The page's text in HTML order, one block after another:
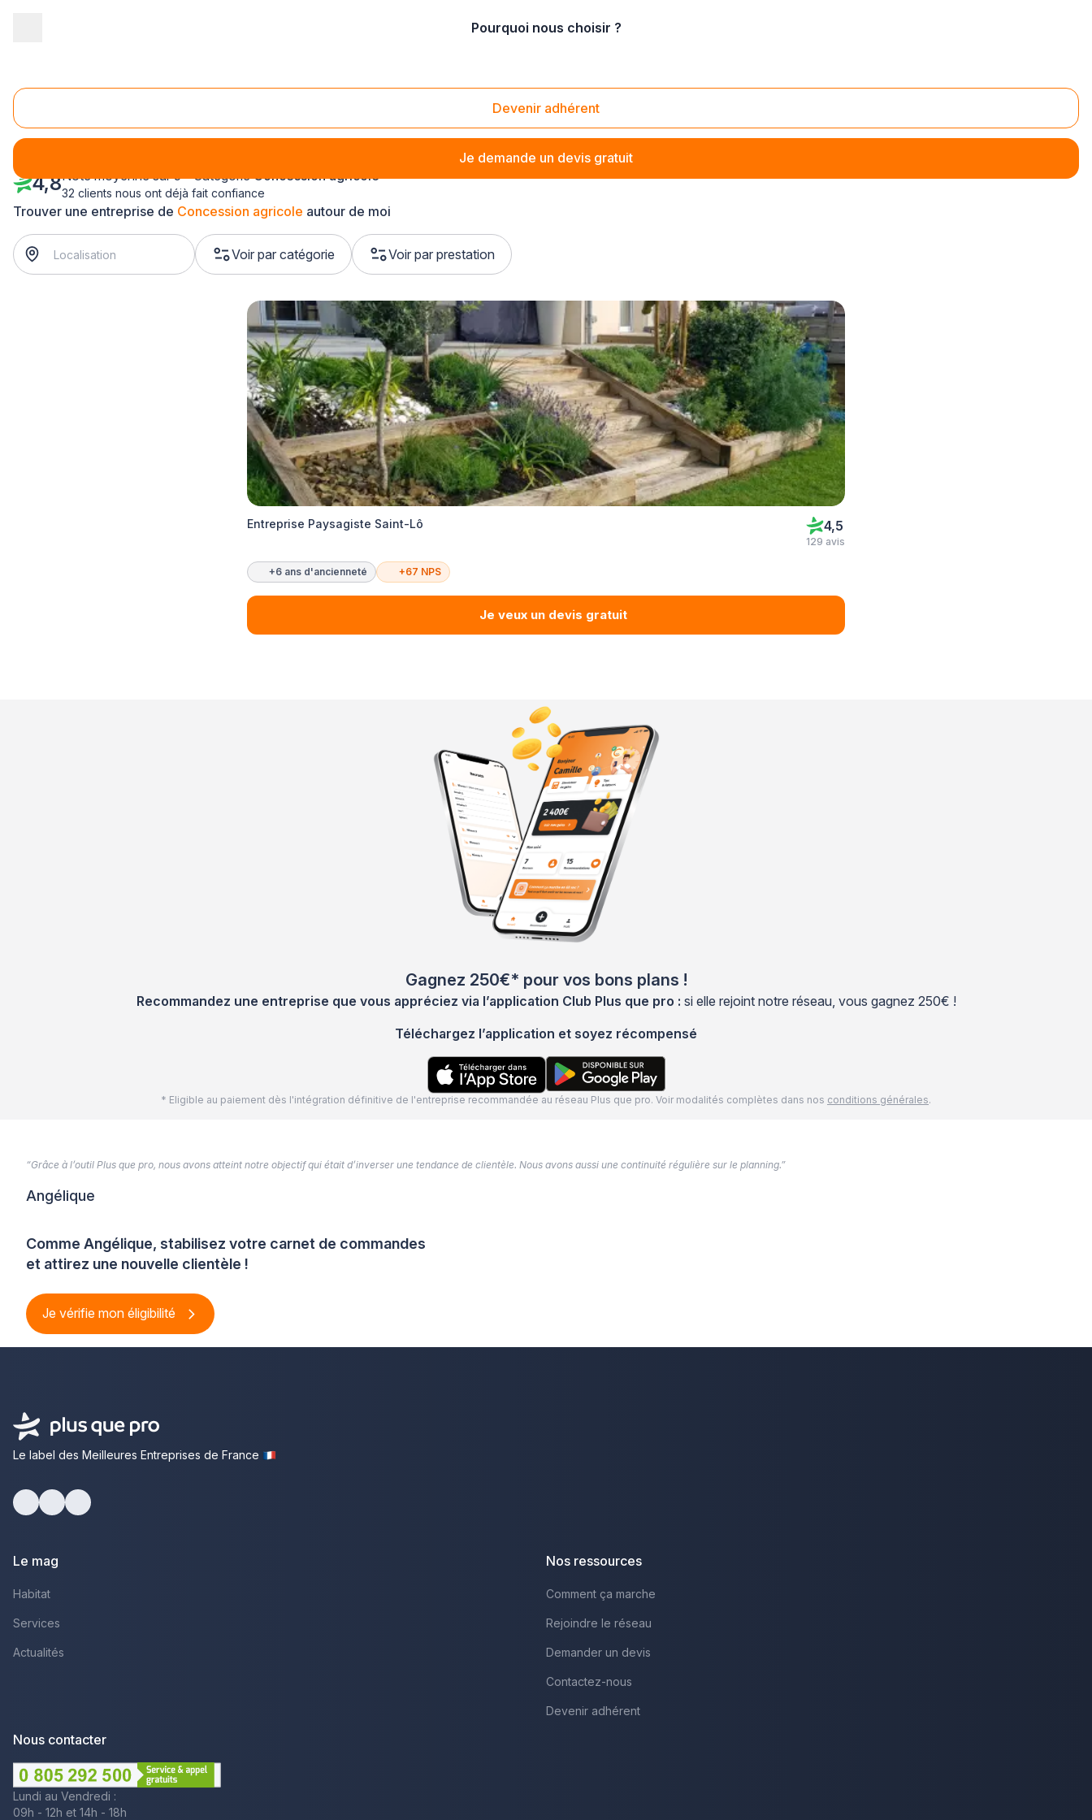
Pourquoi nous choisir ?
Devenir adhérent
Je demande un devis gratuit
Concession agricole Manche (50)
Trouver une entreprise de Concession agricole autour de moi
Voir par catégorie Voir par prestation
4,8Note moyenne sur 5 - CatégorieConcession agricole
32 clients nous ont déjà fait confiance
Entreprise Paysagiste Saint-Lô 4,5
129 avis
+6 ans d'ancienneté +67 NPS
Je veux un devis gratuit
Gagnez 250€* pour vos bons plans !
Recommandez une entreprise que vous appréciez via l’application Club Plus que pro : si elle rejoint notre réseau, vous gagnez 250€ !
Téléchargez l’application et soyez récompensé
* Eligible au paiement dès l'intégration définitive de l'entreprise recommandée au réseau Plus que pro. Voir modalités complètes dans nos conditions générales.
Comme Angélique, stabilisez votre carnet de commandes
et attirez une nouvelle clientèle !
Je vérifie mon éligibilité
“Grâce à l’outil Plus que pro, nous avons atteint notre objectif qui était d’inverser une tendance de clientèle. Nous avons aussi une continuité régulière sur le planning.”
Angélique
Le label des Meilleures Entreprises de France
Le mag
Habitat
Services
Actualités
Nos ressources
Comment ça marche
Rejoindre le réseau
Demander un devis
Contactez-nous
Devenir adhérent
Nous contacter
Lundi au Vendredi :
09h - 12h et 14h - 18h